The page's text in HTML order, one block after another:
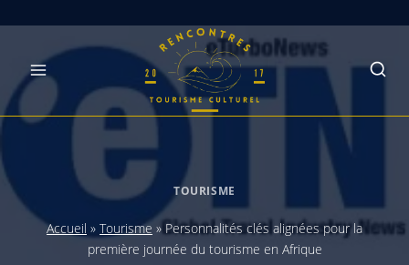
content
TOURISME
Accueil » Tourisme » Personnalités clés alignées pour la
première journée du tourisme en Afrique